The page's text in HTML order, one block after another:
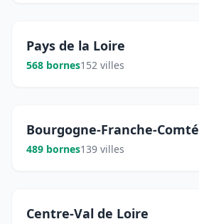
Pays de la Loire
568 bornes152 villes
Bourgogne-Franche-Comté
489 bornes139 villes
Centre-Val de Loire